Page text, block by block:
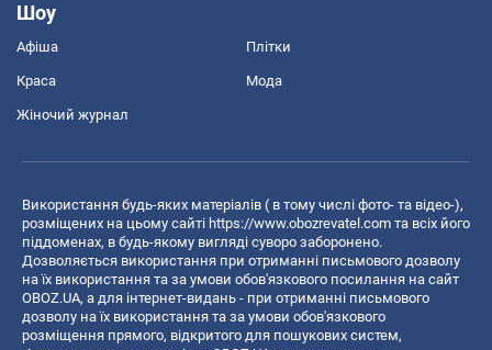
Шоу
Афіша Плітки
Краса Мода
Жіночий журнал
Використання будь-яких матеріалів ( в тому числі фото- та відео-),
розміщених на цьому сайті https://www.obozrevatel.com та всіх його
піддоменах, в будь-якому вигляді суворо заборонено.
Дозволяється використання при отриманні письмового дозволу
на їх використання та за умови обов'язкового посилання на сайт
OBOZ.UA, а для інтернет-видань - при отриманні письмового
дозволу на їх використання та за умови обов'язкового
розміщення прямого, відкритого для пошукових систем,